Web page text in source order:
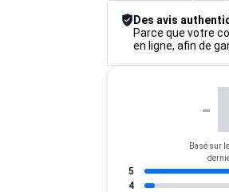
Des avis
Parce que votre
en ligne, afin de
-
Basé sur
5
4